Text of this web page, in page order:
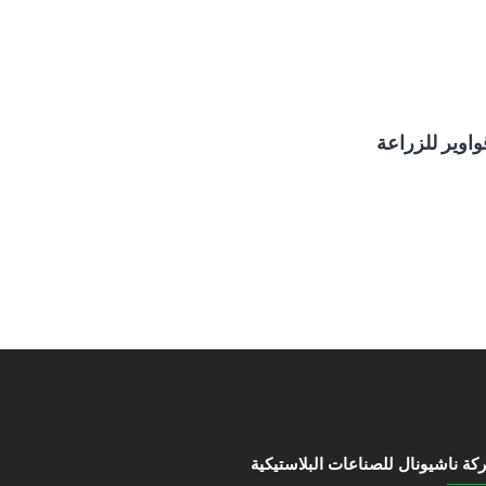
للزراعة
ناشيونال للصناعات البلاستيكية